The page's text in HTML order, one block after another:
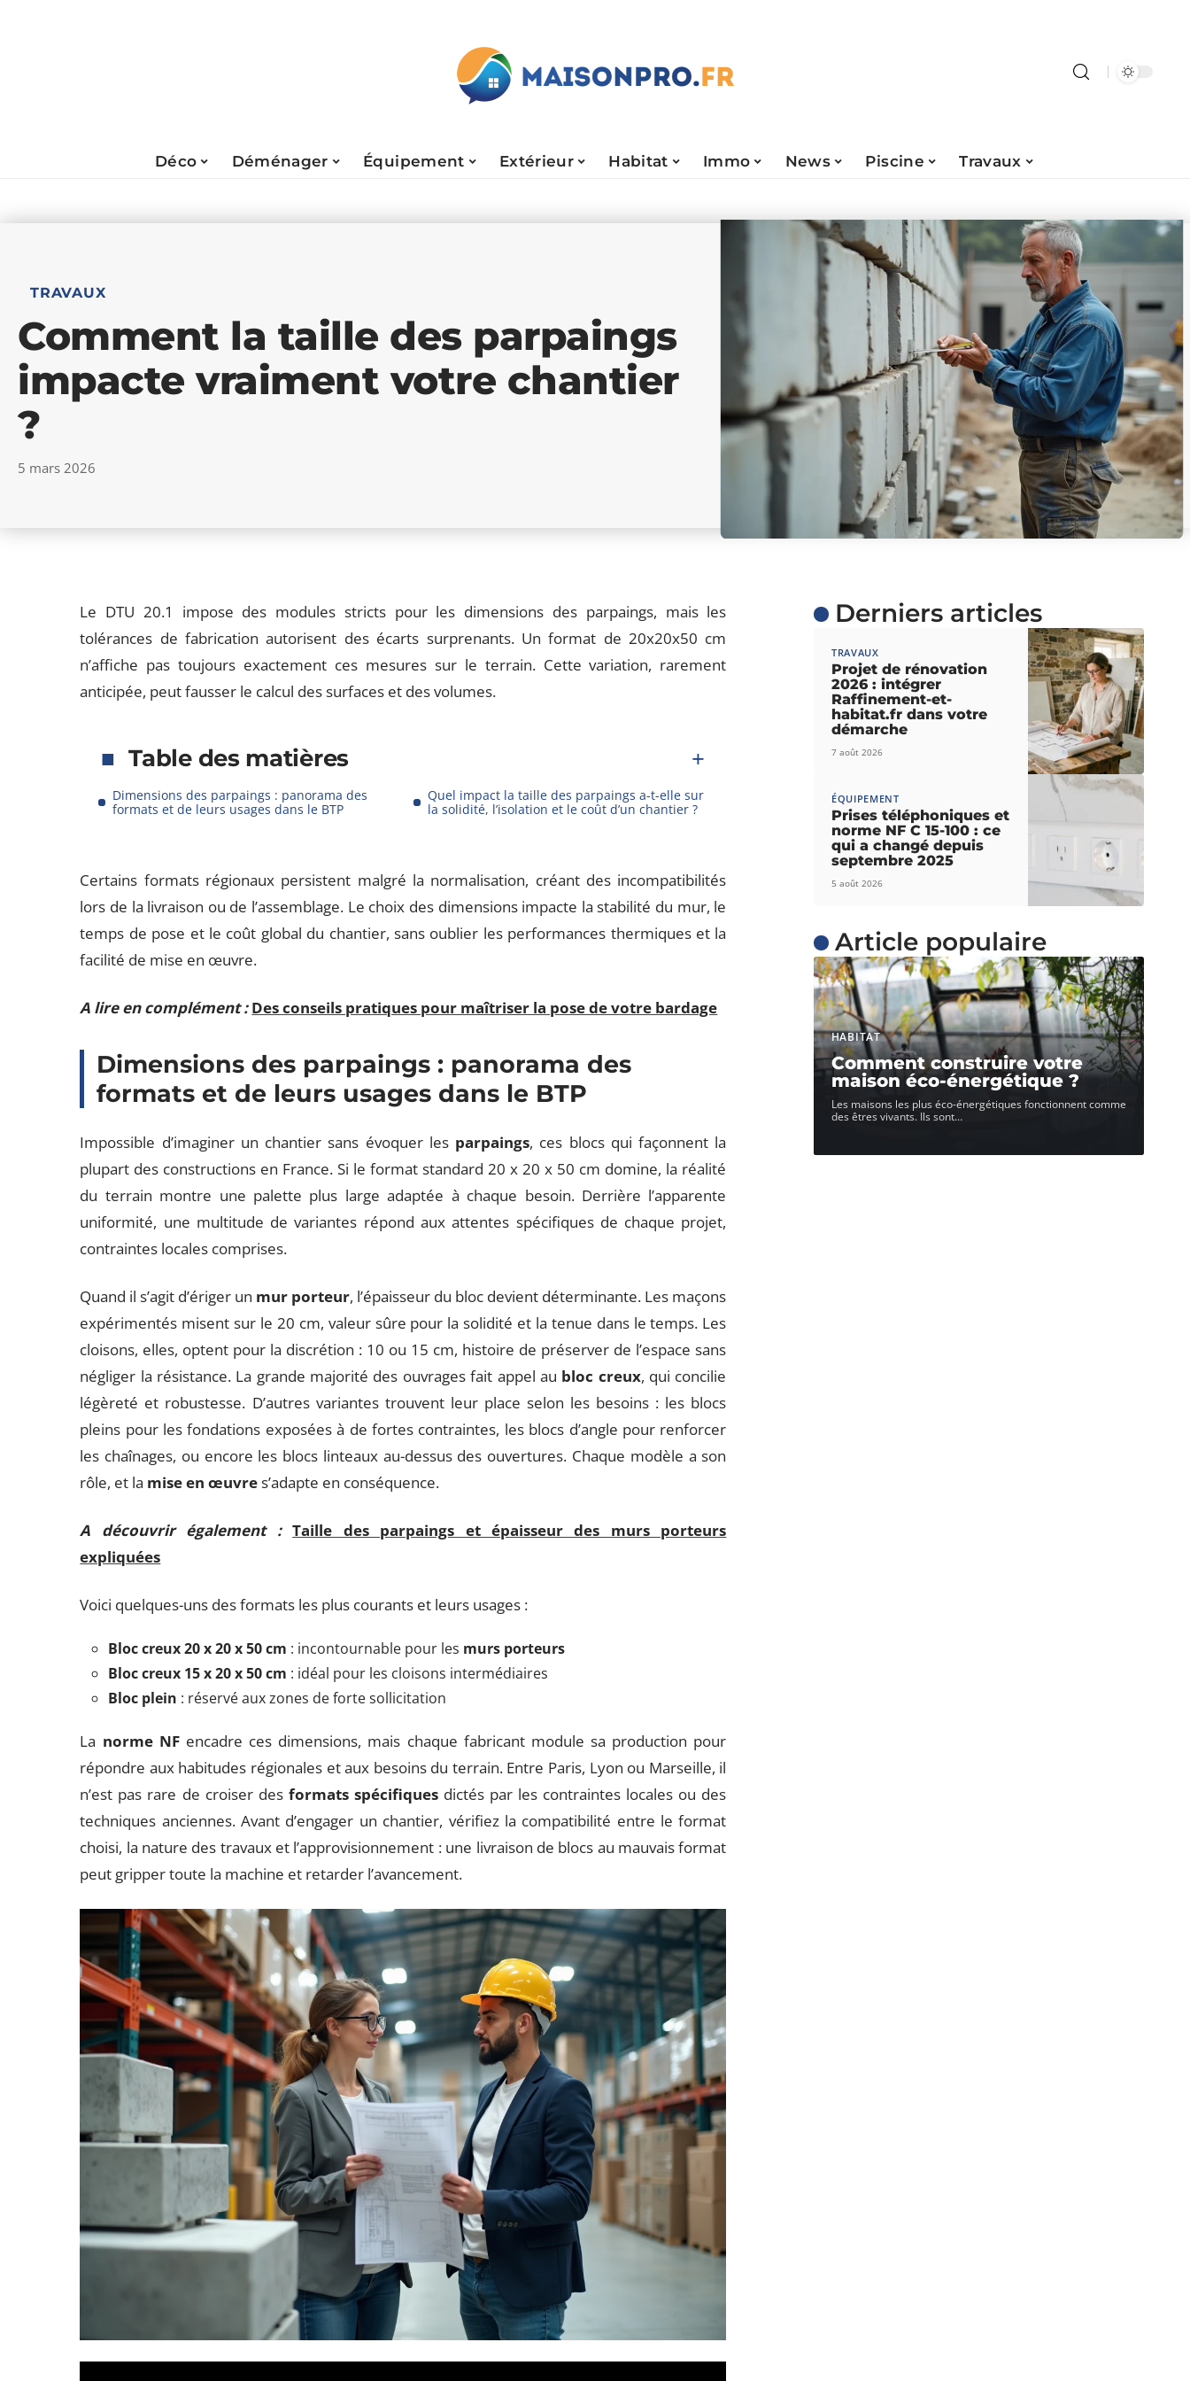
Déco Déménager Équipement Extérieur Habitat Immo News Piscine Travaux
TRAVAUX
Comment la taille des parpaings
impacte vraiment votre chantier
?
5 mars 2026
Le DTU 20.1 impose des modules stricts pour les dimensions des parpaings, mais les
tolérances de fabrication autorisent des écarts surprenants. Un format de 20x20x50 cm
n’affiche pas toujours exactement ces mesures sur le terrain. Cette variation, rarement
anticipée, peut fausser le calcul des surfaces et des volumes.
Table des matières
Dimensions des parpaings : panorama des
formats et de leurs usages dans le BTP
Quel impact la taille des parpaings a-t-elle sur
la solidité, l’isolation et le coût d’un chantier ?
Certains formats régionaux persistent malgré la normalisation, créant des incompatibilités
lors de la livraison ou de l’assemblage. Le choix des dimensions impacte la stabilité du mur, le
temps de pose et le coût global du chantier, sans oublier les performances thermiques et la
facilité de mise en œuvre.
A lire en complément : Des conseils pratiques pour maîtriser la pose de votre bardage
Dimensions des parpaings : panorama des
formats et de leurs usages dans le BTP
Impossible d’imaginer un chantier sans évoquer les parpaings, ces blocs qui façonnent la
plupart des constructions en France. Si le format standard 20 x 20 x 50 cm domine, la réalité
du terrain montre une palette plus large adaptée à chaque besoin. Derrière l’apparente
uniformité, une multitude de variantes répond aux attentes spécifiques de chaque projet,
contraintes locales comprises.
Quand il s’agit d’ériger un mur porteur, l’épaisseur du bloc devient déterminante. Les maçons
expérimentés misent sur le 20 cm, valeur sûre pour la solidité et la tenue dans le temps. Les
cloisons, elles, optent pour la discrétion : 10 ou 15 cm, histoire de préserver de l’espace sans
négliger la résistance. La grande majorité des ouvrages fait appel au bloc creux, qui concilie
légèreté et robustesse. D’autres variantes trouvent leur place selon les besoins : les blocs
pleins pour les fondations exposées à de fortes contraintes, les blocs d’angle pour renforcer
les chaînages, ou encore les blocs linteaux au-dessus des ouvertures. Chaque modèle a son
rôle, et la mise en œuvres’adapte en conséquence.
A découvrir également : Taille des parpaings et épaisseur des murs porteurs
expliquées
Voici quelques-uns des formats les plus courants et leurs usages :
Bloc creux 20 x 20 x 50 cm : incontournable pour les murs porteurs
Bloc creux 15 x 20 x 50 cm : idéal pour les cloisons intermédiaires
Bloc plein : réservé aux zones de forte sollicitation
La norme NFencadre ces dimensions, mais chaque fabricant module sa production pour
répondre aux habitudes régionales et aux besoins du terrain. Entre Paris, Lyon ou Marseille, il
n’est pas rare de croiser des formats spécifiquesdictés par les contraintes locales ou des
techniques anciennes. Avant d’engager un chantier, vérifiez la compatibilité entre le format
choisi, la nature des travaux et l’approvisionnement : une livraison de blocs au mauvais format
peut gripper toute la machine et retarder l’avancement.
Derniers articles
TRAVAUX
Projet de rénovation
2026 : intégrer
Raffinement-et-
habitat.fr dans votre
démarche
7 août 2026
ÉQUIPEMENT
Prises téléphoniques et
norme NF C 15-100 : ce
qui a changé depuis
septembre 2025
5 août 2026
Article populaire
HABITAT
Comment construire votre
maison éco-énergétique ?
Les maisons les plus éco-énergétiques fonctionnent comme
des êtres vivants. Ils sont…